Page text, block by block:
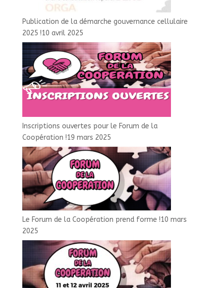
Publication de la démarche gouvernance cellulaire
2025 !10 avril 2025
Inscriptions ouvertes pour le Forum de la
Coopération !19 mars 2025
Le Forum de la Coopération prend forme !10 mars
2025